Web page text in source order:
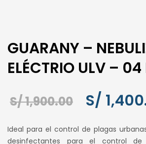
GUARANY –
ELÉCTRIO ULV – 04
S/1,900.00
El
original
S/
Ideal para el control de plagas
desinfectantes para el control de